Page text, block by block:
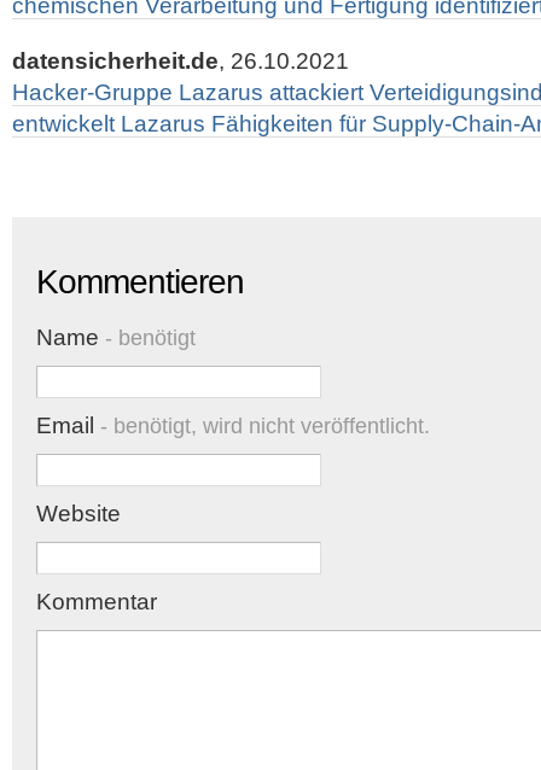
chemischen Verarbeitung und Fertigung
datensicherheit.de, 26.10.2021
Hacker-Gruppe Lazarus attackiert
entwickelt Lazarus Fähigkeiten für Supply-Chain-
Kommentieren
Name - benötigt
Email - benötigt, wird nicht veröffentlicht.
Website
Kommentar